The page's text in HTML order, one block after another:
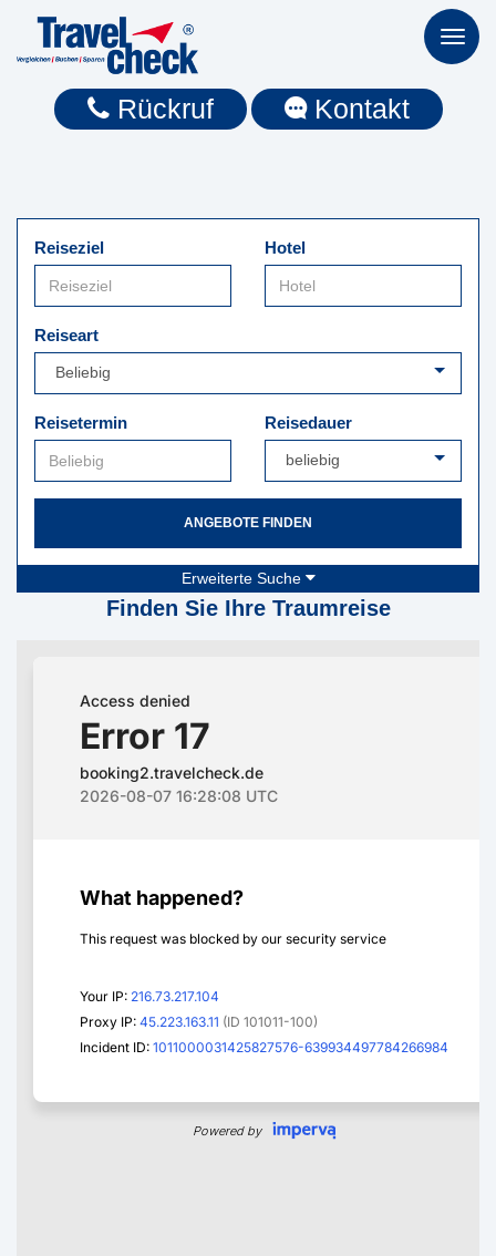
Toggle
Rückruf Kontakt
Reiseziel Hotel
Reiseart
Reisetermin Reisedauer
ANGEBOTE FINDEN
Erweiterte Suche
Finden Sie Ihre Traumreise